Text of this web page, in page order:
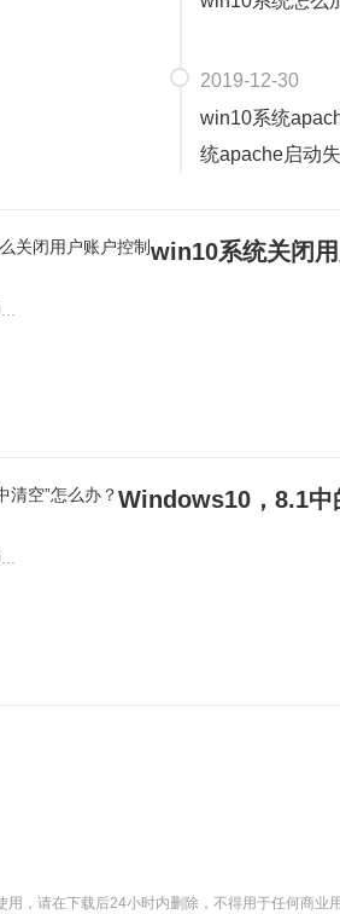
2019-12-30
win10系统
统apache启动
，请在下载后24小时内删除，不得用于任何商